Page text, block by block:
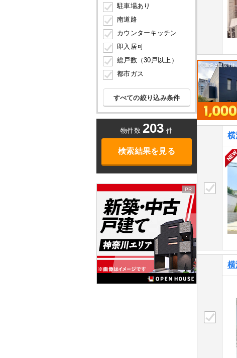
駐車場あり
南道路
カウンターキッチン
即入居可
総戸数（30戸以上）
都市ガス
すべての絞り込み条件
物件数 203 件
検索結果を見る
横